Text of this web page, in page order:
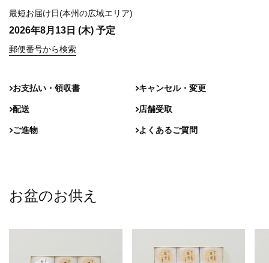
最短お届け日(本州の広域エリア)
2026年8月13日 (木) 予定
郵便番号から検索
お支払い・領収書 キャンセル・変更
配送 店舗受取
ご進物 よくあるご質問
お盆のお供え